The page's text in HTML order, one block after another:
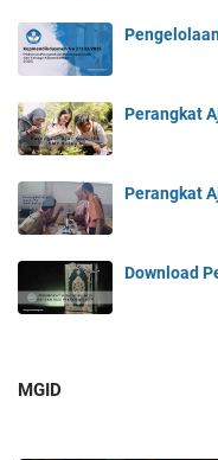
Perangkat
Perangkat
Download
MGID